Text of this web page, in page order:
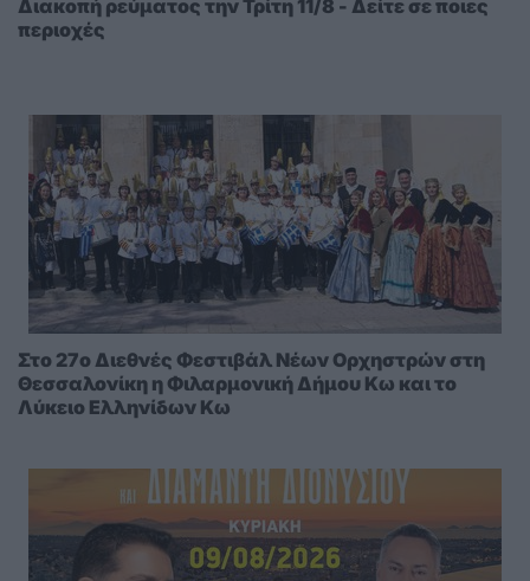
Διακοπή ρεύματος την Τρίτη 11/8 - Δείτε σε ποιες
περιοχές
Στο 27ο Διεθνές Φεστιβάλ Νέων Ορχηστρών στη
Θεσσαλονίκη η Φιλαρμονική Δήμου Κω και το
Λύκειο Ελληνίδων Κω